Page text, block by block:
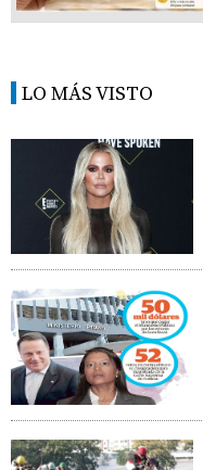
LO MÁS VISTO